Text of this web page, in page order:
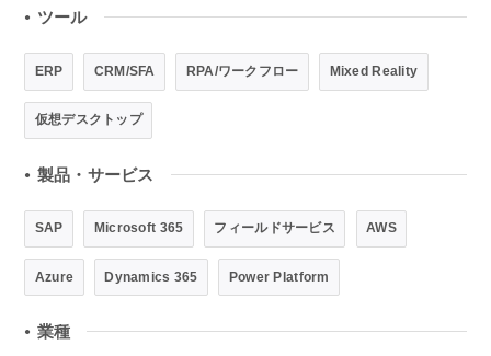
● ツール
ERP CRM/SFA RPA/ワークフロー Mixed Reality
仮想デスクトップ
● 製品・サービス
SAP Microsoft 365 フィールドサービス AWS
Azure Dynamics 365 Power Platform
● 業種